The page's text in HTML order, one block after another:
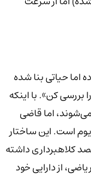
حیاتی بنا شده
کن». با اینکه
اما قاضی
است. این ساختار
کلاهبرداری داشته
از دارایی خود